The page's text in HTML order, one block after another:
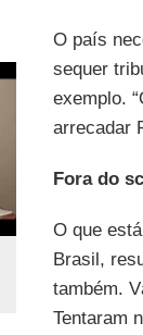
O país
sequer
exemplo.
arrecadar
Fora do
O que
Brasil,
também.
Tentaram